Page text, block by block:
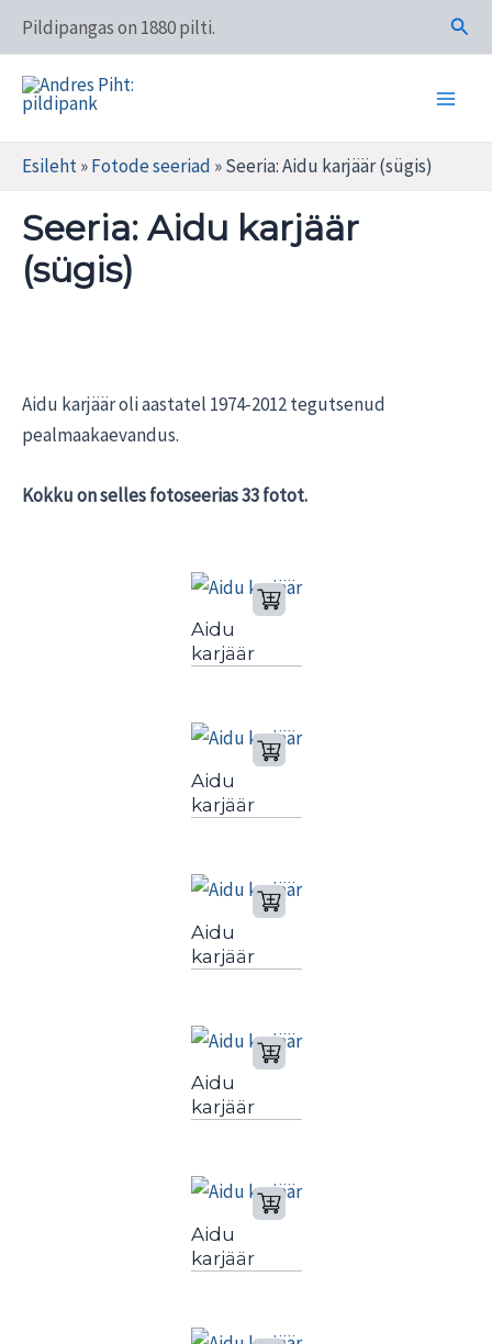
content
Pildipangas on 1880 pilti. Otsi
Andres Piht: pildipank
Esileht»Fotode seeriad »Seeria: Aidu karjäär (sügis)
Seeria: Aidu karjäär
(sügis)
Aidu karjäär oli aastatel 1974-2012 tegutsenud
pealmaakaevandus.
Kokku on selles fotoseerias 33 fotot.
Aidu
karjäär
Aidu
karjäär
Aidu
karjäär
Aidu
karjäär
Aidu
karjäär